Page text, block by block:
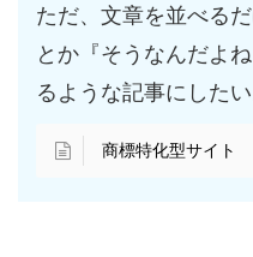
ただ、文章を並べる
とか『そうなんだよ
るような記事にしたい
商標特化型サイト